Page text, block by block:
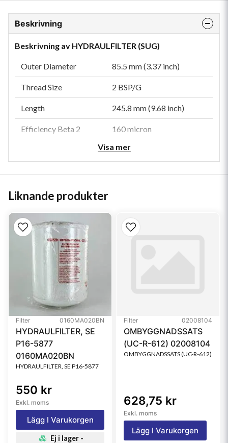
Beskrivning
Beskrivning av HYDRAULFILTER (SUG)
Outer Diameter 85.5 mm (3.37 inch)
Thread Size 2 BSP/G
Length 245.8 mm (9.68 inch)
Efficiency Beta 2 160 micron
Strainer
Visa mer
Liknande produkter
Filter 0160MA020BN
HYDRAULFILTER, SE
P16-5877
0160MA020BN
HYDRAULFILTER, SE P16-5877
550 kr
Exkl. moms
Lägg I Varukorgen
Ej i lager -
Filter 02008104
OMBYGGNADSSATS
(UC-R-612) 02008104
OMBYGGNADSSATS (UC-R-612)
628,75 kr
Exkl. moms
Lägg I Varukorgen